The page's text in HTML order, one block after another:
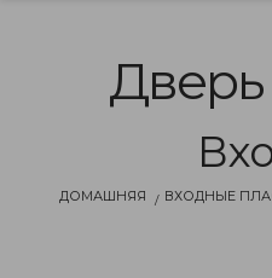
Дверь
ДОМАШНЯЯ ВХОДНЫЕ